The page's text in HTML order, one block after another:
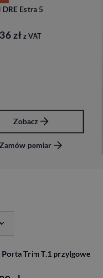
Estra 5
zł z VAT
Zobacz
Zamów pomiar
Trim T.1 przylgowe